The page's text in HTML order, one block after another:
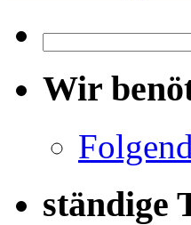
nach:
Wir
ständige